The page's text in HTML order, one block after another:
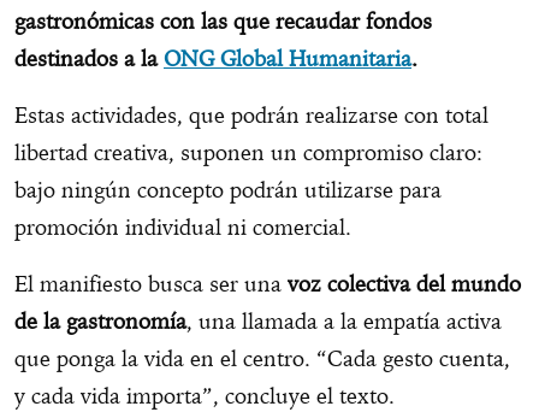
gastronómicas con las que recaudar fondos
destinados a laONG Global Humanitaria.
Estas actividades, que podrán realizarse con total
libertad creativa, suponen un compromiso claro:
bajo ningún concepto podrán utilizarse para
promoción individual ni comercial.
El manifiesto busca ser una voz colectiva del mundo
de la gastronomía, una llamada a la empatía activa
que ponga la vida en el centro. “Cada gesto cuenta,
y cada vida importa”, concluye el texto.